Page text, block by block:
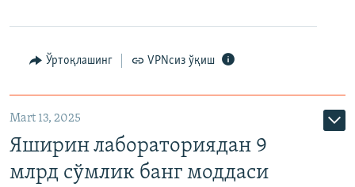
Ўртоқлашинг VPNсиз ўқиш
Mart 13, 2025
Яширин лабораториядан 9
млрд сўмлик банг моддаси